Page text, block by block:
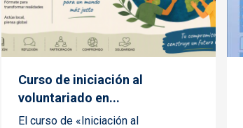
Curso de iniciación al
voluntariado en...
El curso de «Iniciación al